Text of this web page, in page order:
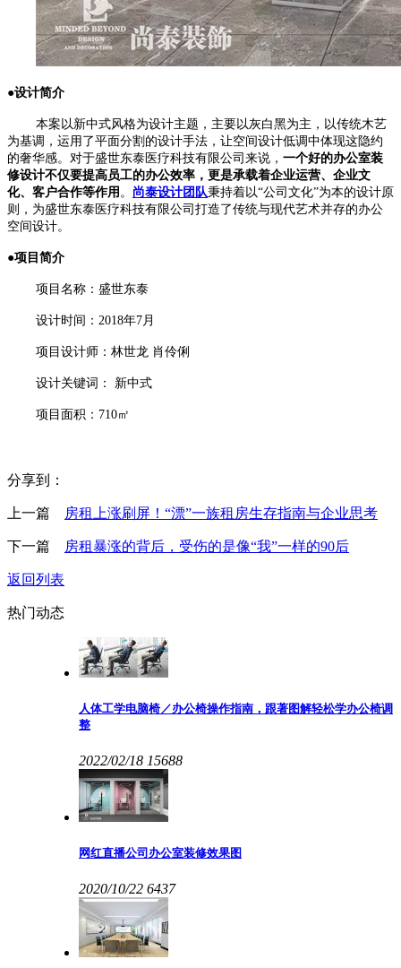
●设计简介
本案以新中式风格为设计主题，主要以灰白黑为主，以传统木艺
为基调，运用了平面分割的设计手法，让空间设计低调中体现这隐约
的奢华感。 对于盛世东泰医疗科技有限公司来说， 一个好的办公室装
修设计不仅要提高员工的办公效率，更是承载着企业运营、企业文
化、客户合作等作用 。 尚泰设计团队秉持着以“公司文化”为本的设计原
则，为盛世东泰医疗科技有限公司打造了传统与现代艺术并存的办公
空间设计。
●项目简介
项目名称：盛世东泰
设计时间：2018年7月
项目设计师：林世龙 肖伶俐
设计关键词： 新中式
项目面积：710㎡
分享到：
上一篇 房租上涨刷屏！“漂”一族租房生存指南与企业思考
下一篇 房租暴涨的背后，受伤的是像“我”一样的90后
返回列表
热门动态
人体工学电脑椅／办公椅操作指南，跟著图解轻松学办公椅调
整
2022/02/18 15688
网红直播公司办公室装修效果图
2020/10/22 6437